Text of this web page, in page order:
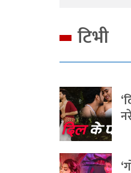
टिभी